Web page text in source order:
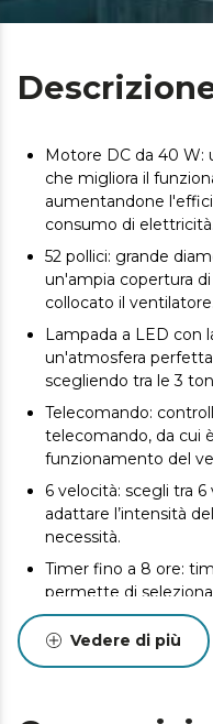
Motore DC da 40 W:
che migliora il
aumentandone
consumo di
52 pollici: grande
un'ampia copertura
collocato il ventilatore.
Lampada a LED con
un'atmosfera
scegliendo tra le 3
Telecomando:
telecomando, da cui
funzionamento del
6 velocità: scegli tra
adattare l’intensità
necessità.
Timer fino a 8 ore:
permette di
desiderata, dopo la
modo automatico.
3 pale: sistema
massimizzare il
Vedere di più